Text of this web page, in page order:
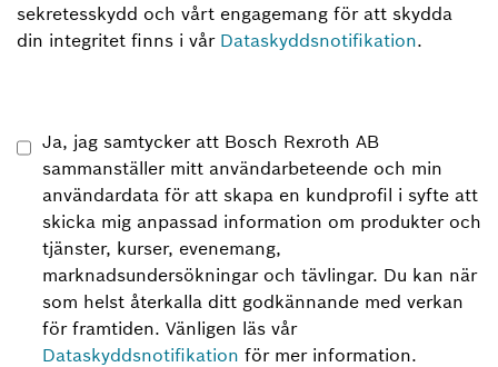
sekretesskydd och vårt engagemang för att skydda
din integritet finns i vår Dataskyddsnotifikation.
Ja, jag samtycker att Bosch Rexroth AB
sammanställer mitt användarbeteende och min
användardata för att skapa en kundprofil i syfte att
skicka mig anpassad information om produkter och
tjänster, kurser, evenemang,
marknadsundersökningar och tävlingar. Du kan när
som helst återkalla ditt godkännande med verkan
för framtiden. Vänligen läs vår
Dataskyddsnotifikation för mer information.